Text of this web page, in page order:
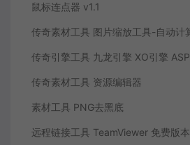
鼠标连点器 v1.1
传奇素材工具 资源编辑器
素材工具 PNG去黑底
远程链接工具 TeamViewer 免费版本